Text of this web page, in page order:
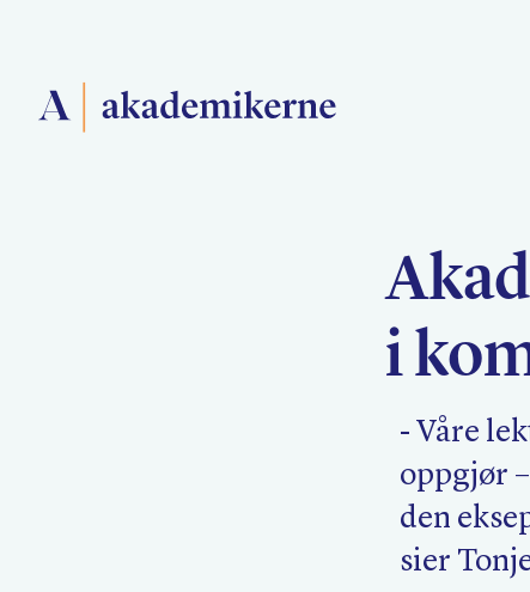
Medlemsforeninger
i
- Våre
oppgjør
den
sier